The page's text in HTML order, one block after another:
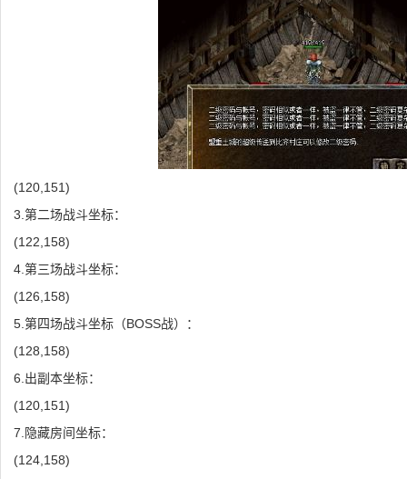
(120,151)
3.第二场战斗坐标：
(122,158)
4.第三场战斗坐标：
(126,158)
5.第四场战斗坐标（BOSS战）：
(128,158)
6.出副本坐标：
(120,151)
7.隐藏房间坐标：
(124,158)